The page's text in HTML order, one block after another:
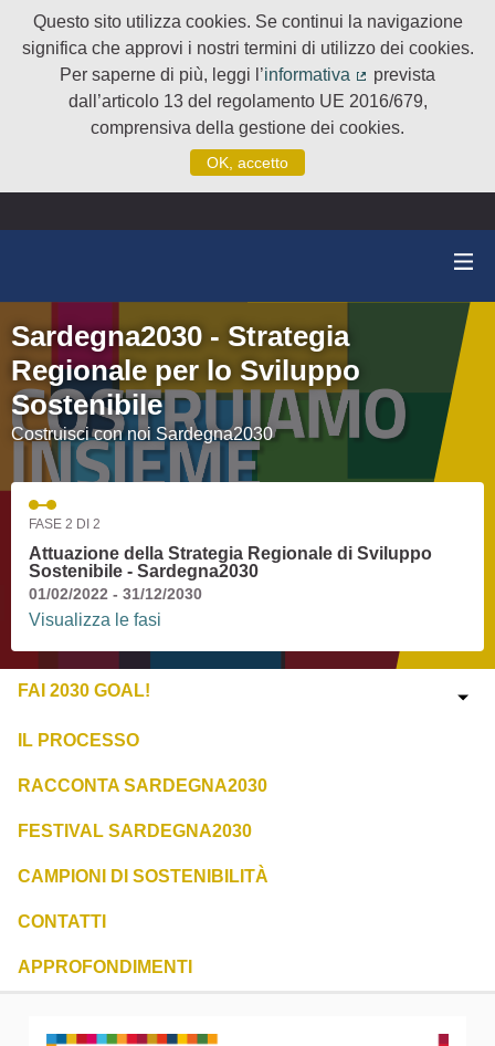
Questo sito utilizza cookies. Se continui la navigazione
significa che approvi i nostri termini di utilizzo dei cookies.
Per saperne di più, leggi l’informativa
(Collegamento
prevista
dall’articolo 13 del regolamento UE 2016/679,
comprensiva della gestione dei cookies.
OK, accetto
Sardegna2030 - Strategia
Regionale per lo Sviluppo
Sostenibile
Costruisci con noi Sardegna2030
FASE 2 DI 2
Attuazione della Strategia Regionale di Sviluppo
Sostenibile - Sardegna2030
01/02/2022 - 31/12/2030
Visualizza le fasi
FAI 2030 GOAL!
IL PROCESSO
RACCONTA SARDEGNA2030
FESTIVAL SARDEGNA2030
CAMPIONI DI SOSTENIBILITÀ
CONTATTI
APPROFONDIMENTI